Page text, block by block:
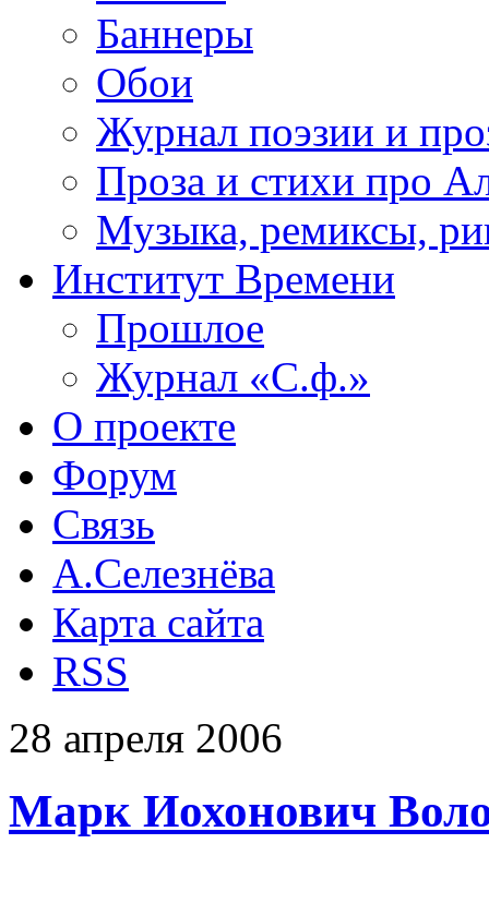
Баннеры
Обои
Журнал поэзии и
Проза и стихи про
Музыка, ремиксы,
Институт Времени
Прошлое
Журнал «С.ф.»
О проекте
Форум
Связь
А.Селезнёва
Карта сайта
RSS
28 апреля 2006
Марк Иохонович